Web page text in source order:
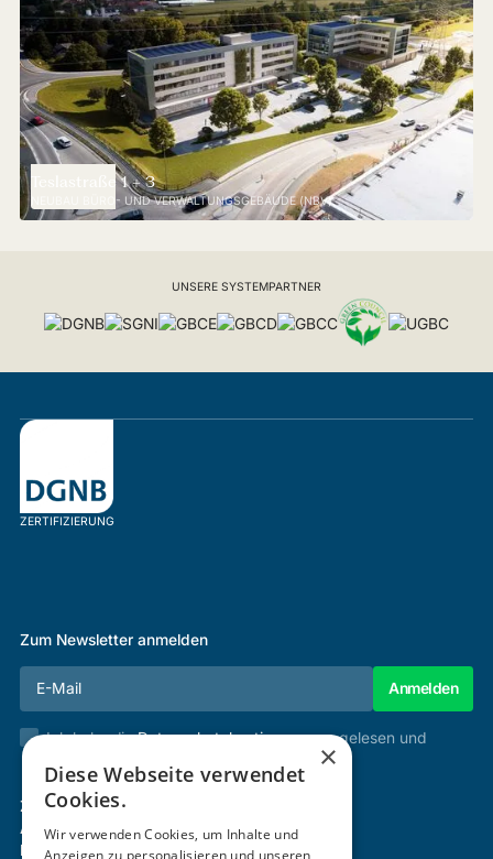
Teslastraße 1 + 3
NEUBAU BÜRO- UND VERWALTUNGSGEBÄUDE (NBV)
UNSERE SYSTEMPARTNER
ZERTIFIZIERUNG
Zum Newsletter anmelden
Ich habe dieDatenschutzbestimmungengelesen und
Zertifizierung & Verifikation
Akademie
Mitgliedschaft
×
Diese Webseite verwendet
Cookies.
Wir verwenden Cookies, um Inhalte und
Anzeigen zu personalisieren und unseren